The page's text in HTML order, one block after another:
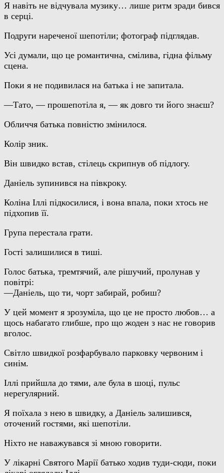
Я навіть не відчувала музику… лише ритм зради бився
в серці.
Подруги нареченої шепотіли; фотограф підглядав.
Усі думали, що це романтична, смілива, гідна фільму
сцена.
Поки я не подивилася на батька і не запитала.
—Тато, — прошепотіла я, — як довго ти його знаєш?
Обличчя батька повністю змінилося.
Колір зник.
Він швидко встав, стілець скрипнув об підлогу.
Даніель зупинився на півкроку.
Коліна Іллі підкосилися, і вона впала, поки хтось не
підхопив її.
Група перестала грати.
Гості залишилися в тиші.
Голос батька, тремтячий, але рішучий, пролунaв у
повітрі:
—Даніель, що ти, чорт забирай, робиш?
У цей момент я зрозуміла, що це не просто любов… а
щось набагато глибше, про що жоден з нас не говорив
вголос.
Світло швидкої розфарбувало парковку червоним і
синім.
Іллі прийшла до тями, але була в шоці, пульс
нерегулярний.
Я поїхала з нею в швидку, а Даніель залишився,
оточений гостями, які шепотіли.
Ніхто не наважувався зі мною говорити.
У лікарні Святого Марії батько ходив туди-сюди, поки